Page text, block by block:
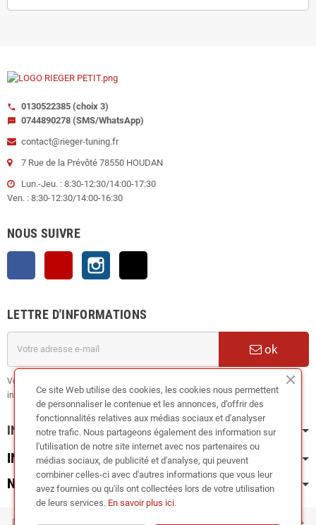
call 0130522385 (choix 3)
sms
0744890278 (SMS/WhatsApp)
contact@rieger-tuning.fr
7 Rue de la Prévôté 78550 HOUDAN
Lun.-Jeu. : 8:30-12:30/14:00-17:30
Ven. : 8:30-12:30/14:00-16:30
NOUS SUIVRE
YouTube
LETTRE D'INFORMATIONS
ok
Vous pouvez vous désinscrire à tout moment. Vous trouverez pour cela nos
informations de contact dans les conditions d'utilisation du site.
INFORMATION
INFOS PRATIQUES
NOS CATÉGORIES
Ce site Web utilise des cookies, les cookies nous permettent
de personnaliser le contenue et les annonces, d’offrir des
fonctionnalités relatives aux médias sociaux et d'analyser
notre trafic. Nous partageons également des information sur
l'utilisation de notre site internet avec nos partenaires ou
médias sociaux, de publicité et d'analyse, qui peuvent
combiner celles-ci avec d'autres informations que vous leur
avez fournies ou qu'ils ont collectées lors de votre utilisation
de leurs services. En savoir plus ici.